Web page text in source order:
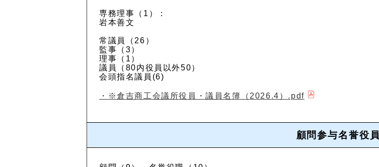
専務理事（1）：
岩本善文
常議員（26）
監事（3）
理事（1）
議員（80内役員以外50）
会頭指名議員(6)
・※倉吉商工会議所役員・議員名簿（2026.4）.pdf
顧問参与名誉役員